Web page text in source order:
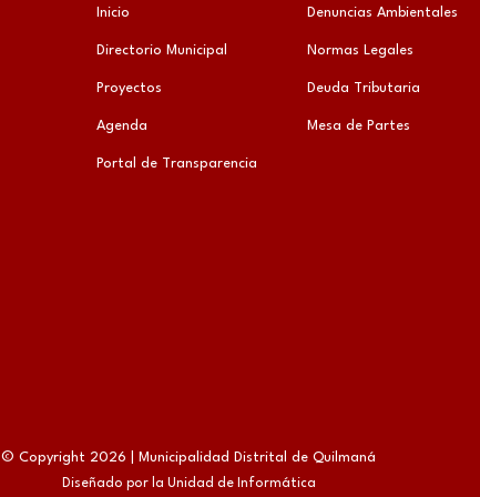
Inicio
Directorio Municipal
Proyectos
Agenda
Portal de Transparencia
Denuncias Ambientales
Normas Legales
Deuda Tributaria
Mesa de Partes
© Copyright 2026 | Municipalidad Distrital de Quilmaná
Diseñado por la Unidad de Informática